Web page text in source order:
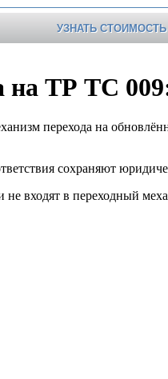
на ТР ТС
перехода на
сохраняют
не входят в переходный